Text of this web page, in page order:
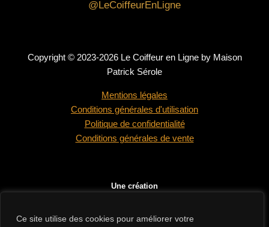
Ce site utilise des cookies pour améliorer votre
@LeCoiffeurEnLigne
Copyright © 2023-2026 Le Coiffeur en Ligne by Maison
Patrick Sérole
Mentions légales
Conditions générales d'utilisation
Politique de confidentialité
Conditions générales de vente
Une création